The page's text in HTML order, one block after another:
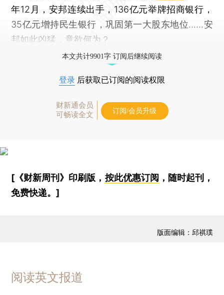
年12月，安邦连续出手，136亿元举牌招商银行，
35亿元增持民生银行，巩固第一大股东地位……安
邦如此凶猛，意欲何为？
本文共计9901字 订阅后继续阅读
登录 后获取已订阅的阅读权限
财新通会员
可畅读全文
订阅/会员升级
[《财新周刊》印刷版， 按此优惠订阅 ，随时起刊，
免费快递。]
版面编辑：邱祺璞
阅读英文报道